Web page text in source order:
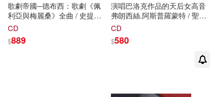
歌劇帝國─德布西：歌劇《佩
利亞與梅麗桑》全曲 / 史提威
爾〈低男中音〉史塔德〈女高
第〈男低音〉德尼茲〈次女高
CD
$889
演唱巴洛克作品的天后女高音
弗朗西絲.阿斯普羅蒙特 / 聖母
瑪利亞與抹大
Maria and Maddalena)
CD
$580